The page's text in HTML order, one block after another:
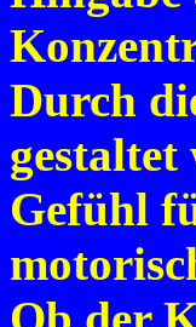
Durch
Gefühl